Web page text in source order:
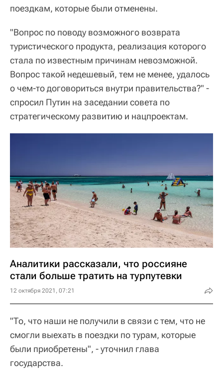
поездкам, которые были отменены.
"Вопрос по поводу возможного возврата
туристического продукта, реализация которого
стала по известным причинам невозможной.
Вопрос такой недешевый, тем не менее, удалось
о чем-то договориться внутри правительства?" -
спросил Путин на заседании совета по
стратегическому развитию и нацпроектам.
Аналитики рассказали, что россияне
стали больше тратить на турпутевки
12 октября 2021, 07:21
"То, что наши не получили в связи с тем, что не
смогли выехать в поездки по турам, которые
были приобретены", - уточнил глава
государства.